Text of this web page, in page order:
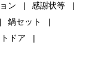
ン
感謝状等
鍋セット
ドア